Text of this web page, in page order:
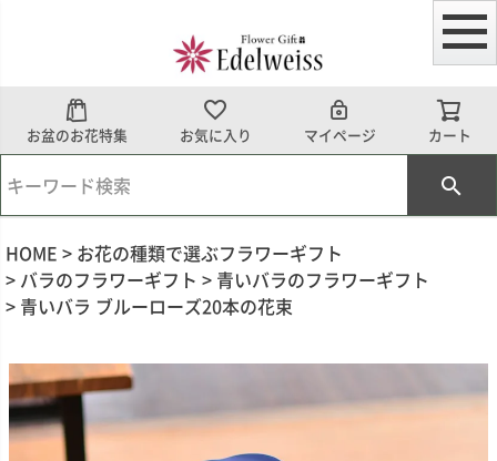
お盆のお花特集 お気に入り マイページ カート
HOME
お花の種類で選ぶフラワーギフト
バラのフラワーギフト
青いバラのフラワーギフト
青いバラ ブルーローズ20本の花束